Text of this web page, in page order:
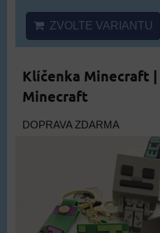
ZVOLTE VARIANTU
Klíčenka Minecraft
Minecraft
DOPRAVA ZDARMA